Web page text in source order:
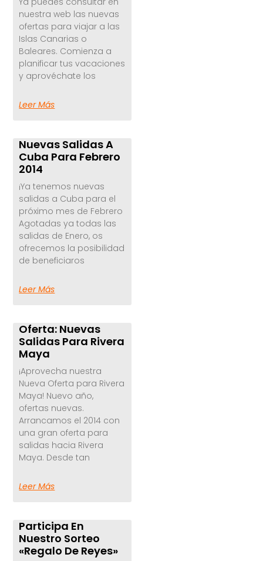
nuestra web las nuevas
ofertas para viajar a las
Islas Canarias o
Baleares. Comienza a
planificar tus vacaciones
y aprovéchate los
Leer Más
Nuevas Salidas A
Cuba Para Febrero
2014
¡Ya tenemos nuevas
salidas a Cuba para el
próximo mes de Febrero
Agotadas ya todas las
salidas de Enero, os
ofrecemos la posibilidad
de beneficiaros
Leer Más
Oferta: Nuevas
Salidas Para Rivera
Maya
¡Aprovecha nuestra
Nueva Oferta para Rivera
Maya! Nuevo año,
ofertas nuevas.
Arrancamos el 2014 con
una gran oferta para
salidas hacia Rivera
Maya. Desde tan
Leer Más
Participa En
Nuestro Sorteo
«Regalo De Reyes»